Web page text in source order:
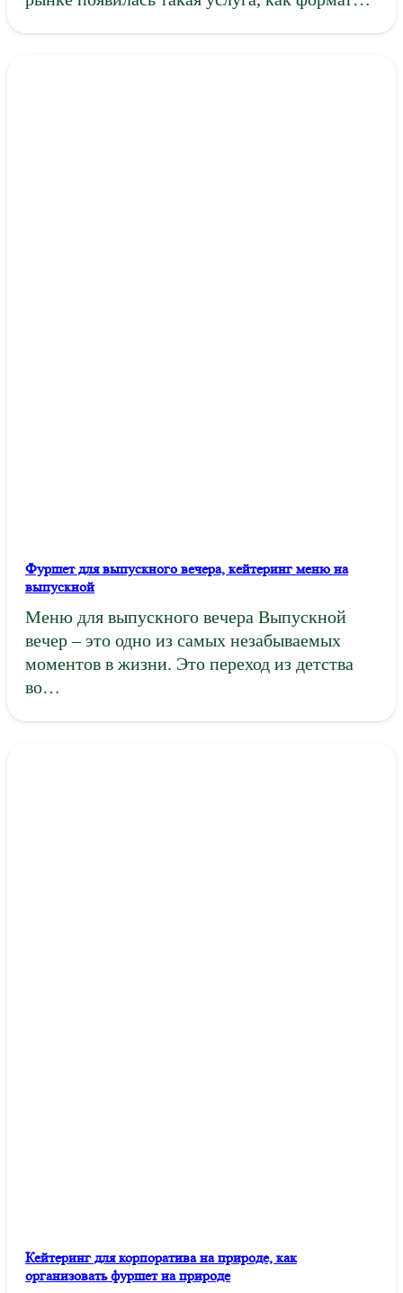
Фуршет для выпускного вечера, кейтеринг меню на
выпускной
Меню для выпускного вечера Выпускной
вечер – это одно из самых незабываемых
моментов в жизни. Это переход из детства
во…
Кейтеринг для корпоратива на природе, как
организовать фуршет на природе